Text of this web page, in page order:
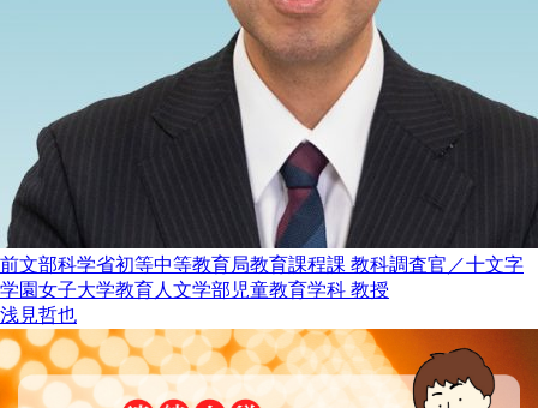
前文部科学省初等中等教育局教育課程課 教科調査官／十文字
学園女子大学教育人文学部児童教育学科 教授
浅見哲也